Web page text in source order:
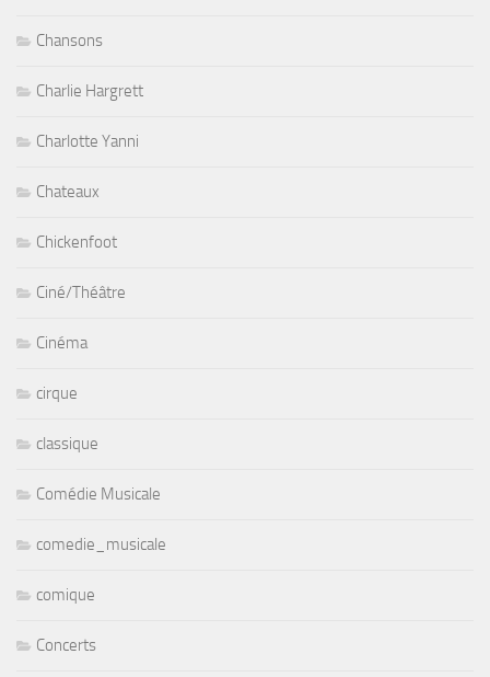
Chansons
Charlie Hargrett
Charlotte Yanni
Chateaux
Chickenfoot
Ciné/Théâtre
Cinéma
cirque
classique
Comédie Musicale
comedie_musicale
comique
Concerts